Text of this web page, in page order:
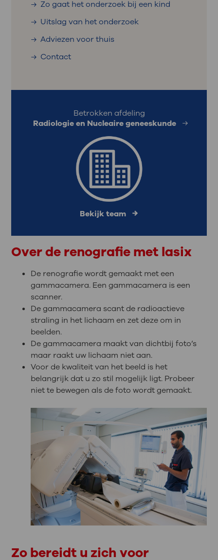
Zo gaat het onderzoek bij een kind
Uitslag van het onderzoek
Adviezen voor thuis
Contact
Betrokken afdeling
Radiologie en Nucleaire geneeskunde
Bekijk team
Over de renografie met lasix
De renografie wordt gemaakt met een
gammacamera. Een gammacamera is een
scanner.
De gammacamera scant de radioactieve
straling in het lichaam en zet deze om in
beelden.
De gammacamera maakt van dichtbij foto’s
maar raakt uw lichaam niet aan.
Voor de kwaliteit van het beeld is het
belangrijk dat u zo stil mogelijk ligt. Probeer
niet te bewegen als de foto wordt gemaakt.
Zo bereidt u zich voor